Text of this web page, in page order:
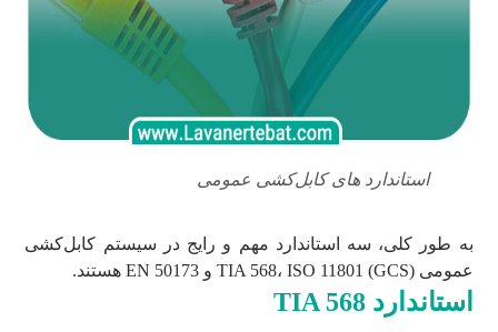
استاندارد های کابل‌کشی عمومی
به طور کلی، سه استاندارد مهم و رایج در سیستم کابل‌کشی
عمومی (GCS) TIA 568، ISO 11801 و EN 50173 هستند.
استانداردTIA 568